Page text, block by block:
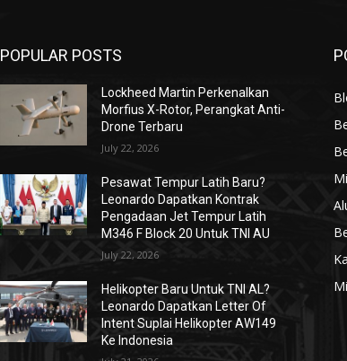
POPULAR POSTS
Lockheed Martin Perkenalkan
Morfius X-Rotor, Perangkat Anti-
Drone Terbaru
July 22, 2026
Pesawat Tempur Latih Baru?
Leonardo Dapatkan Kontrak
Pengadaan Jet Tempur Latih
M346 F Block 20 Untuk TNI AU
July 22, 2026
Helikopter Baru Untuk TNI AL?
Leonardo Dapatkan Letter Of
Intent Suplai Helikopter AW149
Ke Indonesia